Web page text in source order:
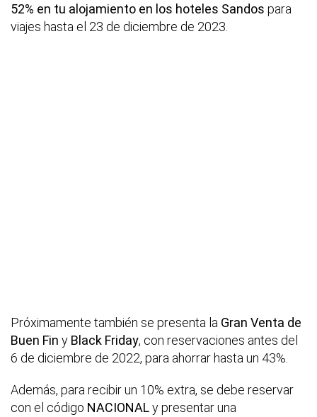
52% en tu alojamiento en los hoteles Sandos para
viajes hasta el 23 de diciembre de 2023.
Próximamente también se presenta la Gran Venta de
Buen Fin y Black Friday, con reservaciones antes del
6 de diciembre de 2022, para ahorrar hasta un 43%.
Además, para recibir un 10% extra, se debe reservar
con el código NACIONALy presentar una